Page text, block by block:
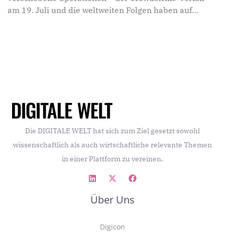
am 19. Juli und die weltweiten Folgen haben auf
Die DIGITALE WELT hat sich zum Ziel gesetzt sowohl
wissenschaftlich als auch wirtschaftliche relevante Themen
in einer Plattform zu vereinen.
Über Uns
Digicon